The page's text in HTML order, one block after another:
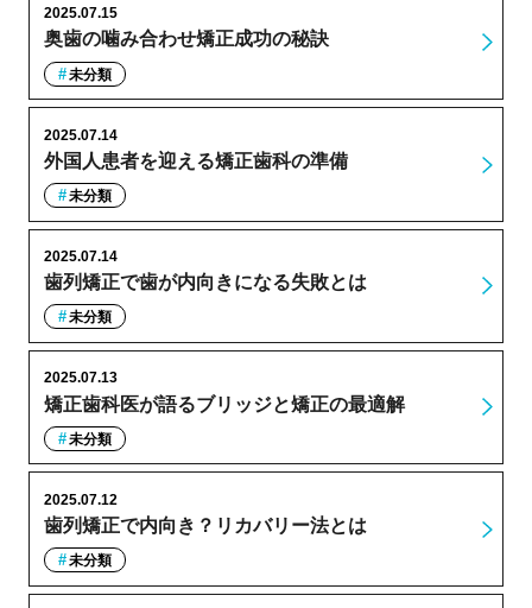
奥歯の噛み合わせ矯正成功の秘訣
2025.07.15
未分類
外国人患者を迎える矯正歯科の準備
2025.07.14
未分類
歯列矯正で歯が内向きになる失敗とは
2025.07.14
未分類
矯正歯科医が語るブリッジと矯正の最適解
2025.07.13
未分類
歯列矯正で内向き？リカバリー法とは
2025.07.12
未分類